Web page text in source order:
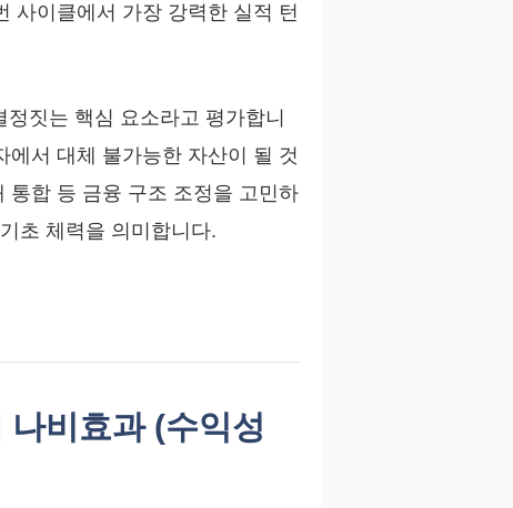
사이클에서 가장 강력한 실적 턴
짓는 핵심 요소라고 평가합니
서 대체 불가능한 자산이 될 것
통합 등 금융 구조 조정을 고민하
초 체력을 의미합니다.
비효과 (수익성